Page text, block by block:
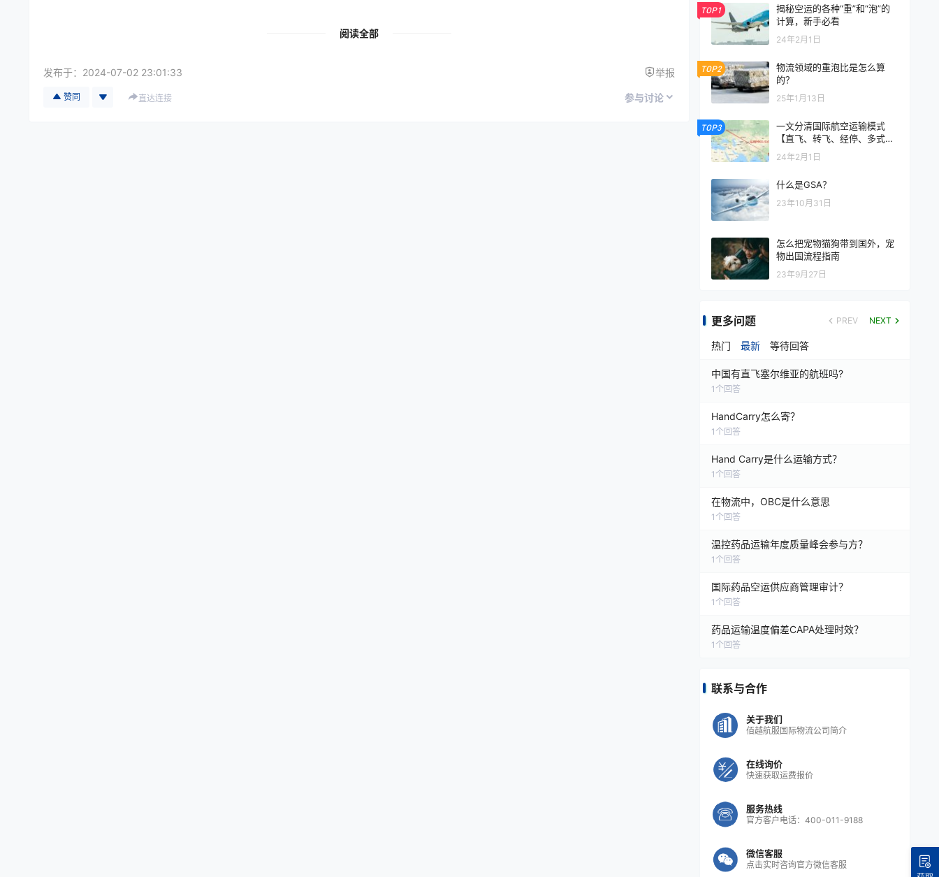
根据货物类型（电子产品、医药样品、航空零部件等），选择防静电、耐冲击或温控包装方案。
佰越航服提供专业包装建议及定制化运输方案，确保货物在飞行过程中安全无损。
3. 避免中转环节，提高安全性
阅读全部
发布于： 2024-07-02 23:01:33 举报
赞同 直达连接 参与讨论
TOP1
揭秘空运的各种“重”和“泡”的
计算，新手必看
24年2月1日
TOP2
物流领域的重泡比是怎么算
的？
25年1月13日
TOP3
一文分清国际航空运输模式
【直飞、转飞、经停、多式联
运】
24年2月1日
什么是GSA？
23年10月31日
怎么把宠物猫狗带到国外，宠
物出国流程指南
23年9月27日
更多问题 PREV NEXT
热门 最新 等待回答
中国有直飞塞尔维亚的航班吗?
1 个回答
HandCarry怎么寄？
1 个回答
Hand Carry是什么运输方式？
1 个回答
在物流中，OBC是什么意思
1 个回答
温控药品运输年度质量峰会参与方？
1 个回答
国际药品空运供应商管理审计？
1 个回答
药品运输温度偏差CAPA处理时效？
1 个回答
联系与合作
关于我们
佰越航服国际物流公司简介
在线询价
快速获取运费报价
服务热线
官方客户电话：400-011-9188
微信客服
点击实时咨询官方微信客服